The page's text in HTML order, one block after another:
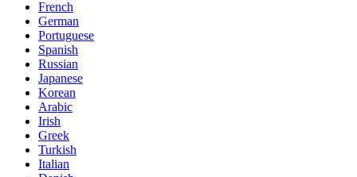
French
German
Portuguese
Spanish
Russian
Japanese
Korean
Arabic
Irish
Greek
Turkish
Italian